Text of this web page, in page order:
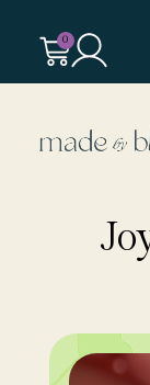
0